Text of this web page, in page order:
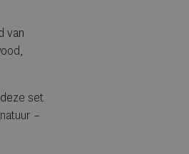
van
set
–